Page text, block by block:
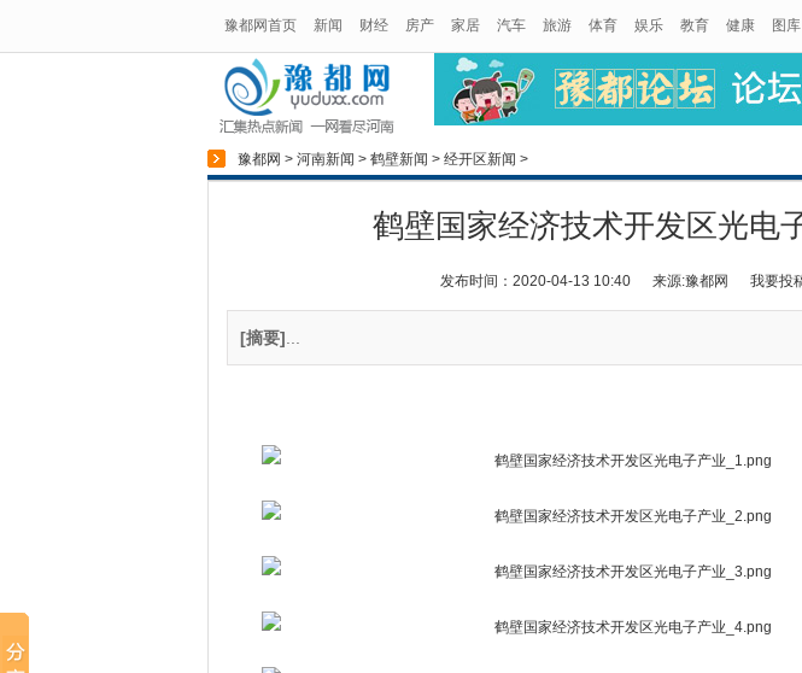
豫都网首页 新闻 财经 房产 家居 汽车 旅游 体育 娱乐 教育 健康 图库
豫都网 > 河南新闻 > 鹤壁新闻 > 经开区新闻 >
鹤壁国家经济技术开发区光电
发布时间：2020-04-13 10:40 来源:豫都网 我要投
[摘要]